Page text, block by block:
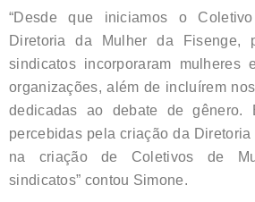
“Desde que iniciamos o
Diretoria da Mulher da Fisenge,
sindicatos incorporaram mulheres
organizações, além de incluírem
dedicadas ao debate de gênero.
percebidas pela criação da
na criação de Coletivos de
sindicatos” contou Simone.